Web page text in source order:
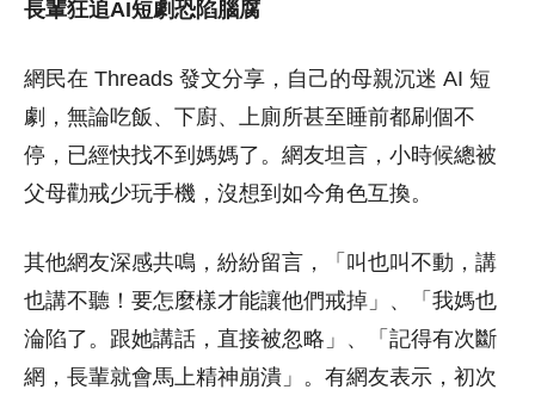
長輩狂追AI短劇恐陷腦腐
網民在 Threads 發文分享，自己的母親沉迷 AI 短
劇，無論吃飯、下廚、上廁所甚至睡前都刷個不
停，已經快找不到媽媽了。網友坦言，小時候總被
父母勸戒少玩手機，沒想到如今角色互換。
其他網友深感共鳴，紛紛留言，「叫也叫不動，講
也講不聽！要怎麼樣才能讓他們戒掉」、「我媽也
淪陷了。跟她講話，直接被忽略」、「記得有次斷
網，長輩就會馬上精神崩潰」。有網友表示，初次